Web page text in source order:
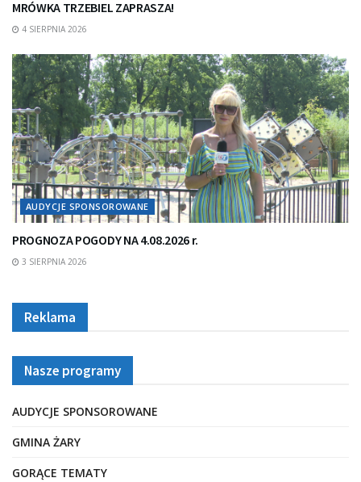
MRÓWKA TRZEBIEL ZAPRASZA!
4 SIERPNIA 2026
AUDYCJE SPONSOROWANE
PROGNOZA POGODY NA 4.08.2026 r.
3 SIERPNIA 2026
Reklama
Nasze programy
AUDYCJE SPONSOROWANE
GMINA ŻARY
GORĄCE TEMATY